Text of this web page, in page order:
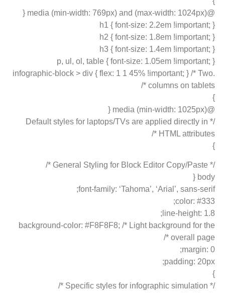
@media (min-width: 769px) and (max-width: 1024px) {
h1 { font-size: 2.2em !important; }
h2 { font-size: 1.8em !important; }
h3 { font-size: 1.4em !important; }
p, ul, ol, table { font-size: 1.05em !important; }
.infographic-block > div { flex: 1 1 45% !important; } /* Two
columns on tablets */
}
@media (min-width: 1025px) {
/* Default styles for laptops/TVs are applied directly in
HTML attributes */
}
/* General Styling for Block Editor Copy/Paste */
body {
font-family: ‘Tahoma’, ‘Arial’, sans-serif;
color: #333;
line-height: 1.8;
background-color: #F8F8F8; /* Light background for the
overall page */
margin: 0;
padding: 20px;
}
/* Specific styles for infographic simulation */